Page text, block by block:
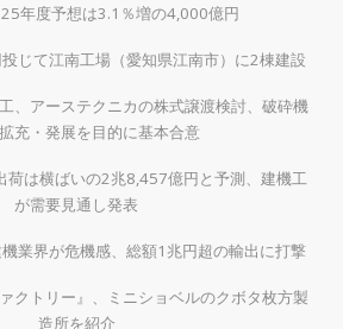
年度予想は3.1％増の4,000億円
じて江南工場（愛知県江南市）に2棟建設
、アーステクニカの株式譲渡検討、破砕機
充・発展を目的に基本合意
荷は横ばいの2兆8,457億円と予測、建機工
が需要見通し発表
業界が危機感、総額1兆円超の輸出に打撃
クトリー』、ミニショベルのクボタ枚方製
造所を紹介